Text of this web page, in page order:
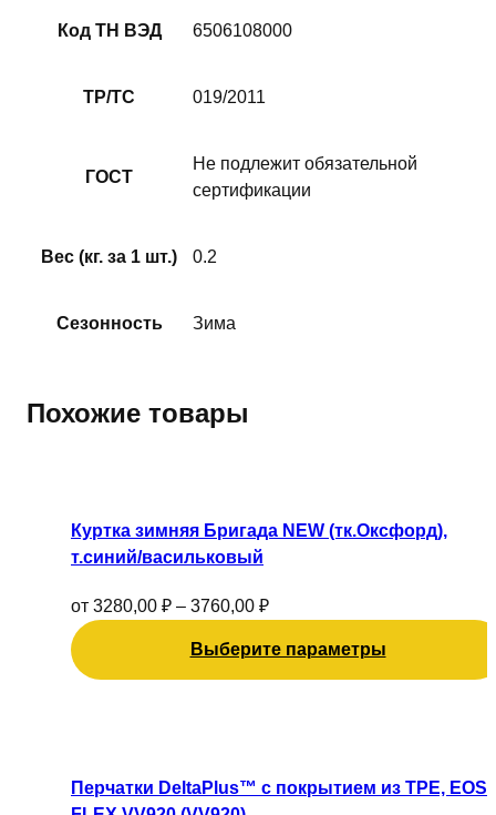
Код ТН ВЭД 6506108000
ТР/ТС 019/2011
ГОСТ
Не подлежит обязательной
сертификации
Вес (кг. за 1 шт.) 0.2
Сезонность Зима
Похожие товары
Куртка зимняя Бригада NEW (тк.Оксфорд),
т.синий/васильковый
от 3280,00 ₽ – 3760,00 ₽
Выберите параметры
имеет
несколько
Опции
можно
выбрать
на
Перчатки DeltaPlus™ с покрытием из TPE, EOS